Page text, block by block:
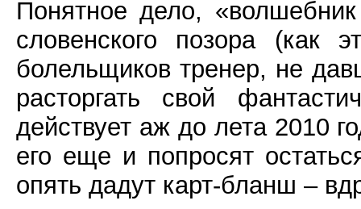
Понятное дело,
словенского позора
болельщиков тренер, не
расторгать свой
действует аж до лета 2010
его еще и попросят
опять дадут карт-бланш –